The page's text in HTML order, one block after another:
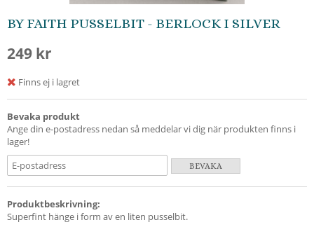
BY FAITH PUSSELBIT - BERLOCK I SILVER
249 kr
Finns ej i lagret
Bevaka produkt
Ange din e-postadress nedan så meddelar vi dig när produkten finns i
lager!
BEVAKA
Produktbeskrivning:
Superfint hänge i form av en liten pusselbit.